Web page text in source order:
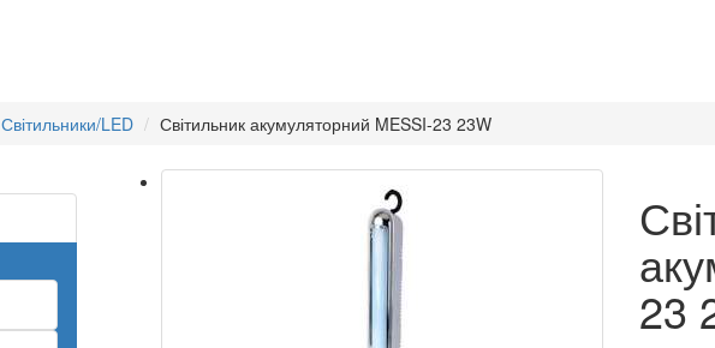
Світильники/LED Світильник акумуляторний MESSI-23 23W
23